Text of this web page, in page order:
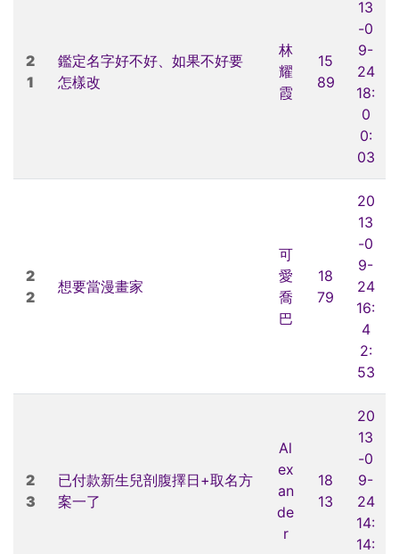
2
1
鑑定名字好不好、如果不好要
怎樣改
林
耀
霞
15
89
13
-0
9-
24
18:
0
0:
03
2
2
想要當漫畫家
可
愛
喬
巴
18
79
20
13
-0
9-
24
16:
4
2:
53
2
3
已付款新生兒剖腹擇日+取名方
案一了
Al
ex
an
de
r
18
13
20
13
-0
9-
24
14:
14: